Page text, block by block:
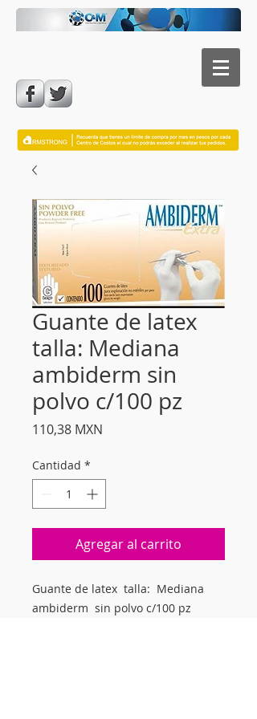
Guante de latex
talla: Mediana
ambiderm sin
polvo c/100 pz
110,38 MXN
Cantidad *
Agregar al carrito
Guante de latex talla: Mediana
ambiderm sin polvo c/100 pz